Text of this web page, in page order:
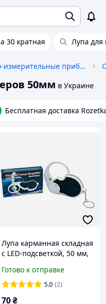
30 кратная Лупа для
Контрольно-измерительные приборы
50мм в Украине
Бесплатная доставка
Лупа карманная складная
с LED-подсветкой, 50 мм,
коллекционеров и
ремонта
Готово к отправке
5.0 (2)
70₴